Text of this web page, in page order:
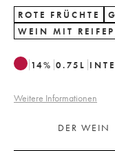
ROTE FRÜCHTE
WEIN MIT
14% 0.75 L
Weitere Informationen
DER WEIN